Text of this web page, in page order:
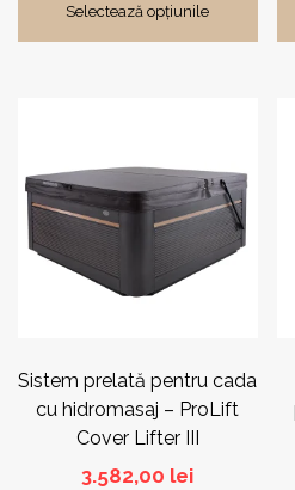
Selectează opțiunile
Sistem prelată pentru cada
cu hidromasaj – ProLift
Cover Lifter III
3.582,00 lei